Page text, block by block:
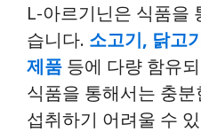
L-아르기닌은 식품을
습니다. 소고기, 닭고
제품 등에 다량 함유
식품을 통해서는 충
섭취하기 어려울 수